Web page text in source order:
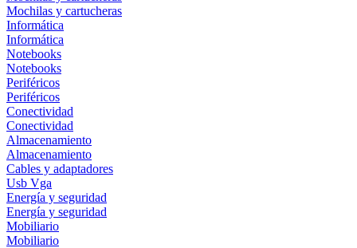
Mochilas y cartucheras
Informática
Informática
Notebooks
Notebooks
Periféricos
Periféricos
Conectividad
Conectividad
Almacenamiento
Almacenamiento
Cables y adaptadores
Usb Vga
Energía y seguridad
Energía y seguridad
Mobiliario
Mobiliario